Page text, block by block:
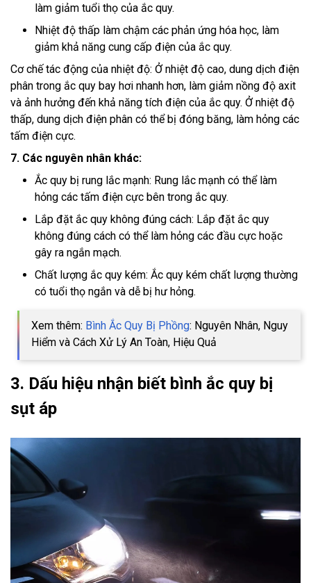
làm giảm tuổi thọ của ắc quy.
Nhiệt độ thấp làm chậm các phản ứng hóa học, làm
giảm khả năng cung cấp điện của ắc quy.
Cơ chế tác động của nhiệt độ: Ở nhiệt độ cao, dung dịch điện
phân trong ắc quy bay hơi nhanh hơn, làm giảm nồng độ axit
và ảnh hưởng đến khả năng tích điện của ắc quy. Ở nhiệt độ
thấp, dung dịch điện phân có thể bị đóng băng, làm hỏng các
tấm điện cực.
7. Các nguyên nhân khác:
Ắc quy bị rung lắc mạnh: Rung lắc mạnh có thể làm
hỏng các tấm điện cực bên trong ắc quy.
Lắp đặt ắc quy không đúng cách: Lắp đặt ắc quy
không đúng cách có thể làm hỏng các đầu cực hoặc
gây ra ngắn mạch.
Chất lượng ắc quy kém: Ắc quy kém chất lượng thường
có tuổi thọ ngắn và dễ bị hư hỏng.
Xem thêm: Bình Ắc Quy Bị Phồng: Nguyên Nhân, Nguy
Hiểm và Cách Xử Lý An Toàn, Hiệu Quả
3. Dấu hiệu nhận biết bình ắc quy bị
sụt áp